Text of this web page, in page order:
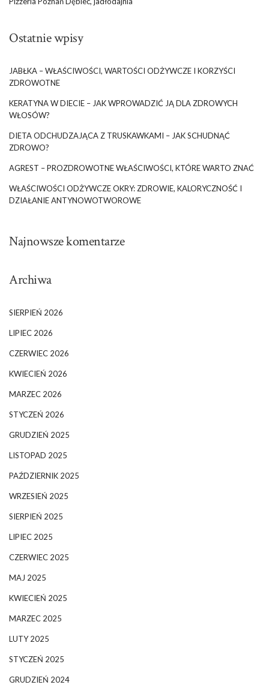
Ostatnie wpisy
JABŁKA – WŁAŚCIWOŚCI, WARTOŚCI ODŻYWCZE I KORZYŚCI
ZDROWOTNE
KERATYNA W DIECIE – JAK WPROWADZIĆ JĄ DLA ZDROWYCH
WŁOSÓW?
DIETA ODCHUDZAJĄCA Z TRUSKAWKAMI – JAK SCHUDNĄĆ
ZDROWO?
AGREST – PROZDROWOTNE WŁAŚCIWOŚCI, KTÓRE WARTO ZNAĆ
WŁAŚCIWOŚCI ODŻYWCZE OKRY: ZDROWIE, KALORYCZNOŚĆ I
DZIAŁANIE ANTYNOWOTWOROWE
Najnowsze komentarze
Archiwa
SIERPIEŃ 2026
LIPIEC 2026
CZERWIEC 2026
KWIECIEŃ 2026
MARZEC 2026
STYCZEŃ 2026
GRUDZIEŃ 2025
LISTOPAD 2025
PAŹDZIERNIK 2025
WRZESIEŃ 2025
SIERPIEŃ 2025
LIPIEC 2025
CZERWIEC 2025
MAJ 2025
KWIECIEŃ 2025
MARZEC 2025
LUTY 2025
STYCZEŃ 2025
GRUDZIEŃ 2024